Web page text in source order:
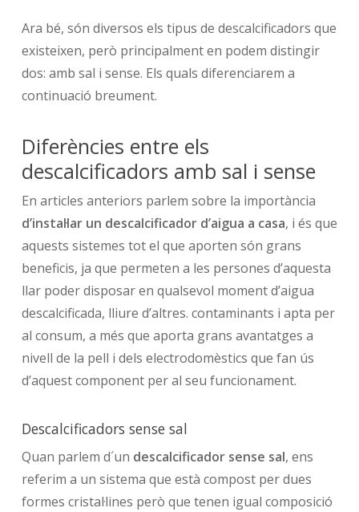
Ara bé, són diversos els tipus de descalcificadors que
existeixen, però principalment en podem distingir
dos: amb sal i sense. Els quals diferenciarem a
continuació breument.
Diferències entre els
descalcificadors amb sal i sense
En articles anteriors parlem sobre la importància
d’instal·lar un descalcificador d’aigua a casa, i és que
aquests sistemes tot el que aporten són grans
beneficis, ja que permeten a les persones d’aquesta
llar poder disposar en qualsevol moment d’aigua
descalcificada, lliure d’altres. contaminants i apta per
al consum, a més que aporta grans avantatges a
nivell de la pell i dels electrodomèstics que fan ús
d’aquest component per al seu funcionament.
Descalcificadors sense sal
Quan parlem d´un descalcificador sense sal, ens
referim a un sistema que està compost per dues
formes cristal·lines però que tenen igual composició